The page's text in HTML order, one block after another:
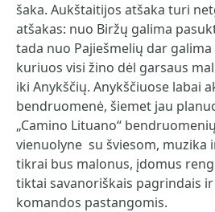
šaka. Aukštaitijos atšaka turi
atšakas: nuo Biržų galima
tada nuo Pajiešmelių dar
kuriuos visi žino dėl garsaus
iki Anykščių. Anykščiuose labai
bendruomenė, šiemet jau
„Camino Lituano“
vienuolyne su šviesom, muzika
tikrai bus malonus, įdomus
tiktai savanoriškais pagrindais
komandos pastangomis.